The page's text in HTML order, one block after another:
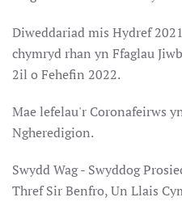
Diweddariad mis Hydref
chymryd rhan yn Ffaglau
2il o Fehefin 2022.
Mae lefelau'r Coronafeirws
Ngheredigion.
Swydd Wag - Swyddog
Thref Sir Benfro, Un Llais